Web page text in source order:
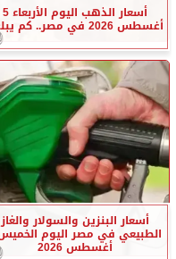
أسعار الذهب اليوم الأربعاء 5
أغسطس 2026 في مصر.. كم يبلغ...
أسعار البنزين والسولار والغاز
أغسطس 2026